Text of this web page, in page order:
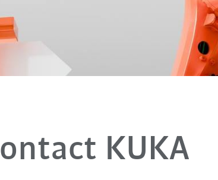
KUKA